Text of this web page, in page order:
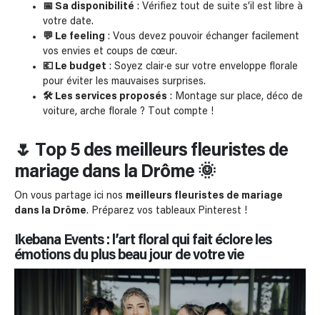
📅 Sa disponibilité : Vérifiez tout de suite s’il est libre à
votre date.
💬 Le feeling : Vous devez pouvoir échanger facilement
vos envies et coups de cœur.
💶 Le budget : Soyez clair·e sur votre enveloppe florale
pour éviter les mauvaises surprises.
🛠️ Les services proposés : Montage sur place, déco de
voiture, arche florale ? Tout compte !
🌷 Top 5 des meilleurs fleuristes de
mariage dans la Drôme 🌞
On vous partage ici nos meilleurs fleuristes de mariage
dans la Drôme. Préparez vos tableaux Pinterest !
Ikebana Events : l’art floral qui fait éclore les
émotions du plus beau jour de votre vie